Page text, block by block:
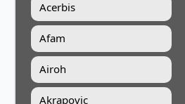
Acerbis
Afam
Airoh
Akrapovic